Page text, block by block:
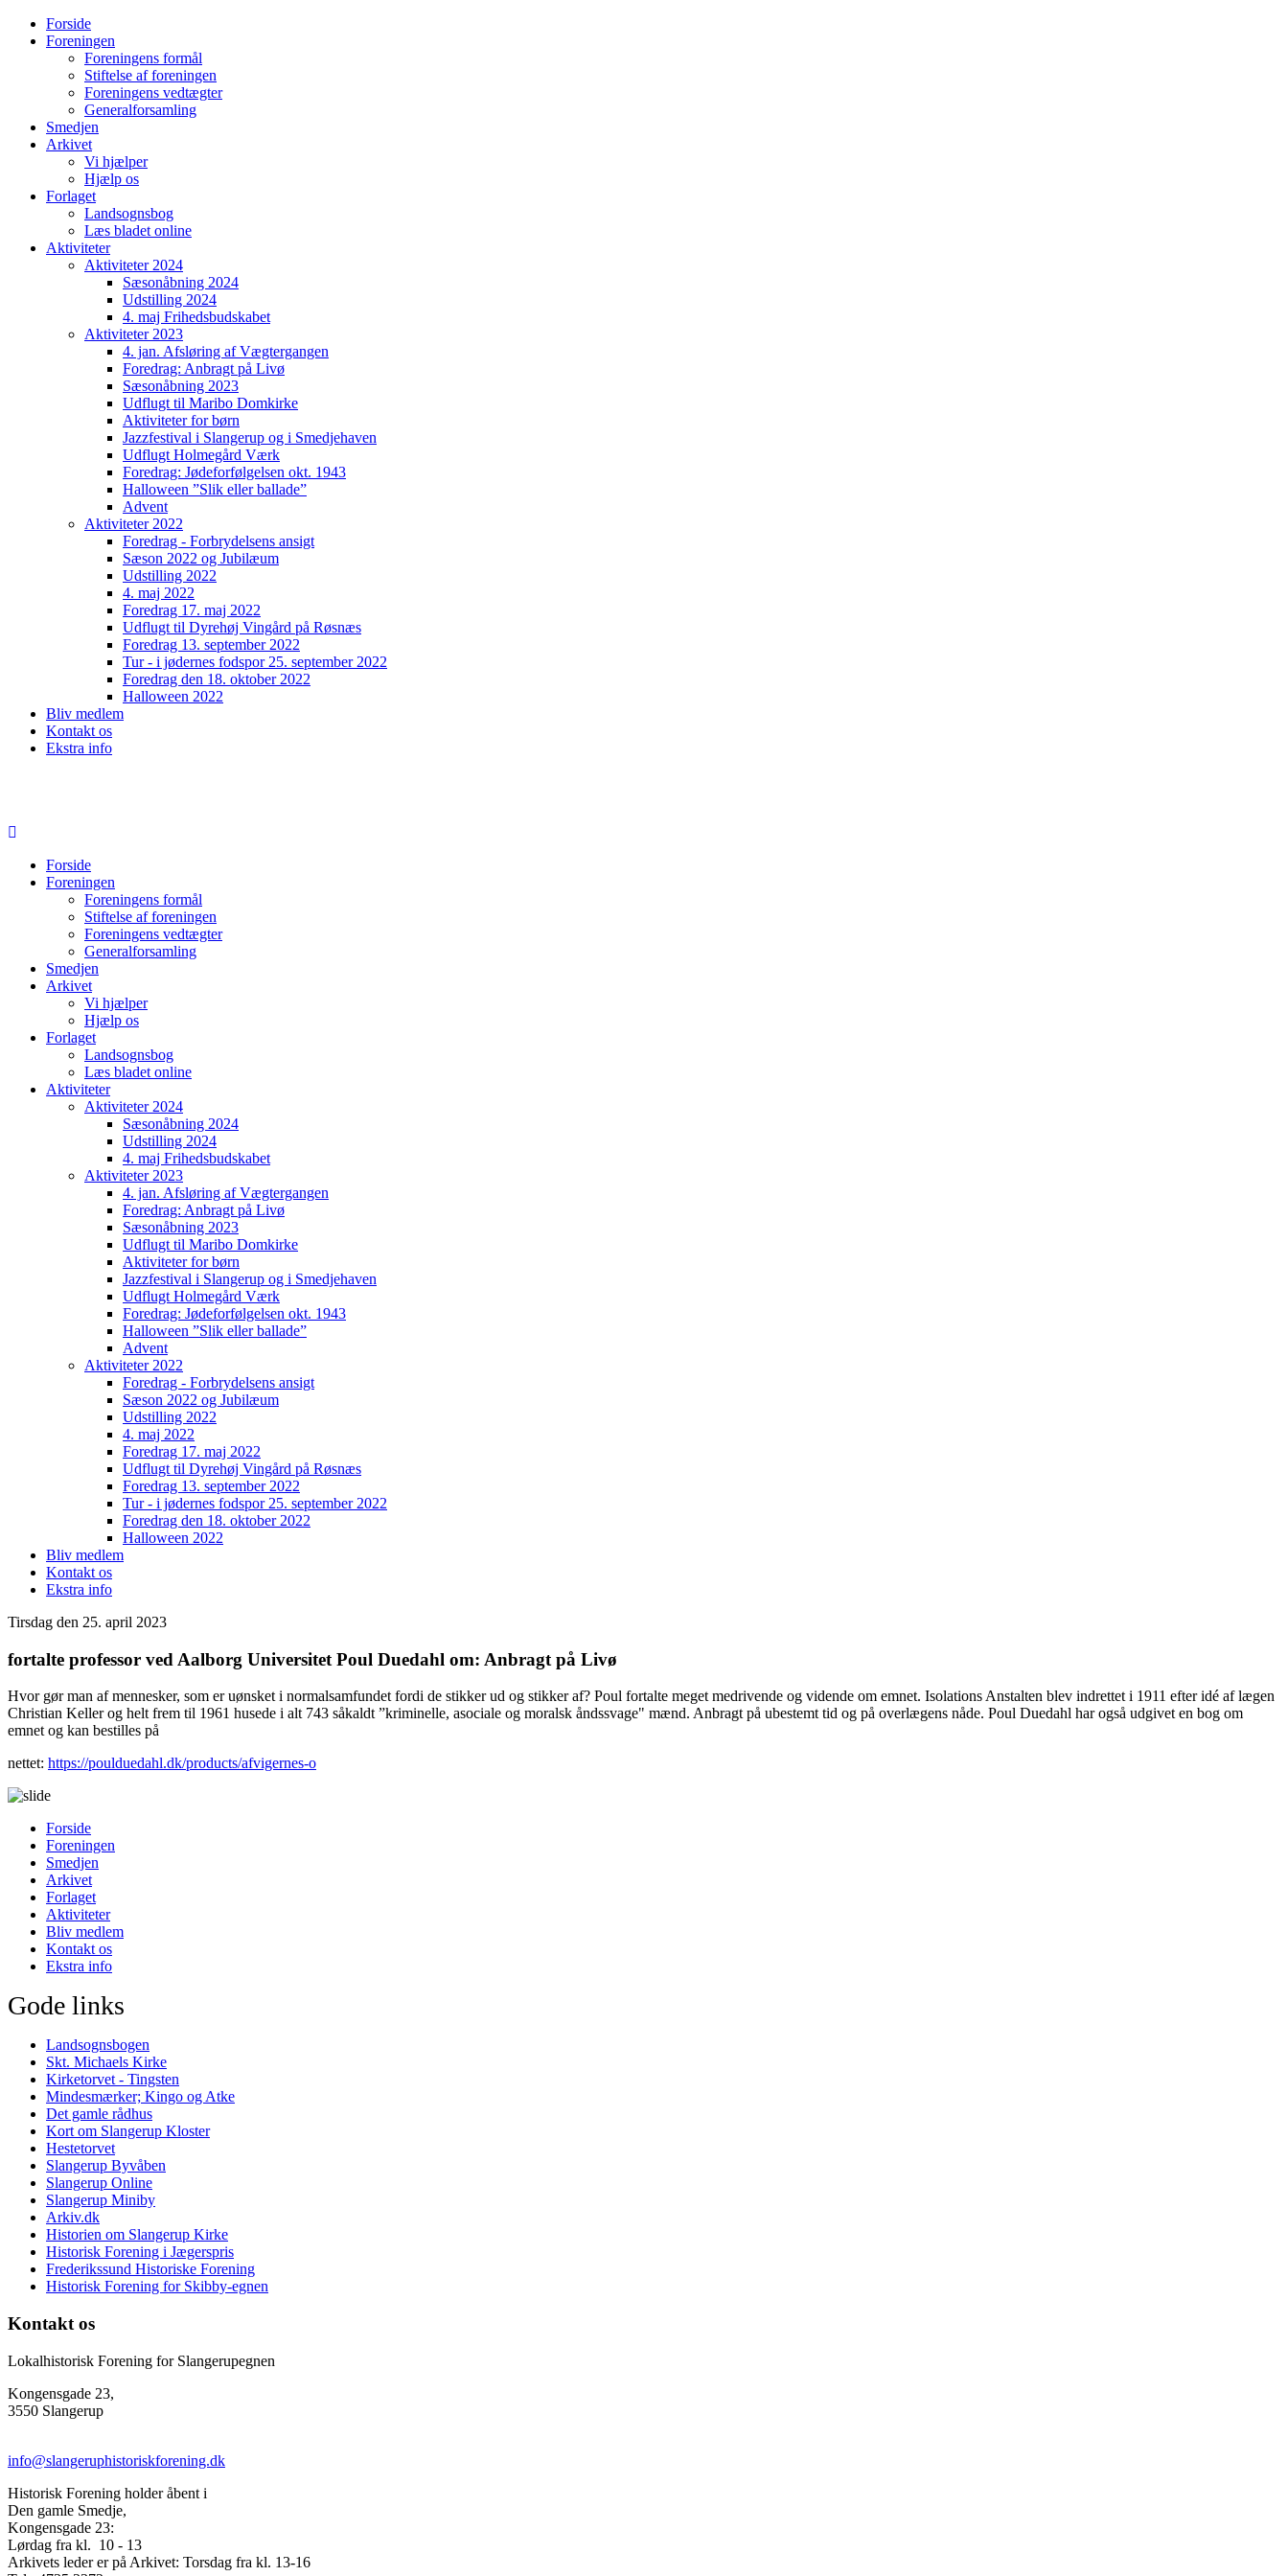
Forside
Foreningen
Foreningens formål
Stiftelse af foreningen
Foreningens vedtægter
Generalforsamling
Smedjen
Arkivet
Vi hjælper
Hjælp os
Forlaget
Landsognsbog
Læs bladet online
Aktiviteter
Aktiviteter 2024
Sæsonåbning 2024
Udstilling 2024
4. maj Frihedsbudskabet
Aktiviteter 2023
4. jan. Afsløring af Vægtergangen
Foredrag: Anbragt på Livø
Sæsonåbning 2023
Udflugt til Maribo Domkirke
Aktiviteter for børn
Jazzfestival i Slangerup og i Smedjehaven
Udflugt Holmegård Værk
Foredrag: Jødeforfølgelsen okt. 1943
Halloween ”Slik eller ballade”
Advent
Aktiviteter 2022
Foredrag - Forbrydelsens ansigt
Sæson 2022 og Jubilæum
Udstilling 2022
4. maj 2022
Foredrag 17. maj 2022
Udflugt til Dyrehøj Vingård på Røsnæs
Foredrag 13. september 2022
Tur - i jødernes fodspor 25. september 2022
Foredrag den 18. oktober 2022
Halloween 2022
Bliv medlem
Kontakt os
Ekstra info
Forside
Foreningen
Foreningens formål
Stiftelse af foreningen
Foreningens vedtægter
Generalforsamling
Smedjen
Arkivet
Vi hjælper
Hjælp os
Forlaget
Landsognsbog
Læs bladet online
Aktiviteter
Aktiviteter 2024
Sæsonåbning 2024
Udstilling 2024
4. maj Frihedsbudskabet
Aktiviteter 2023
4. jan. Afsløring af Vægtergangen
Foredrag: Anbragt på Livø
Sæsonåbning 2023
Udflugt til Maribo Domkirke
Aktiviteter for børn
Jazzfestival i Slangerup og i Smedjehaven
Udflugt Holmegård Værk
Foredrag: Jødeforfølgelsen okt. 1943
Halloween ”Slik eller ballade”
Advent
Aktiviteter 2022
Foredrag - Forbrydelsens ansigt
Sæson 2022 og Jubilæum
Udstilling 2022
4. maj 2022
Foredrag 17. maj 2022
Udflugt til Dyrehøj Vingård på Røsnæs
Foredrag 13. september 2022
Tur - i jødernes fodspor 25. september 2022
Foredrag den 18. oktober 2022
Halloween 2022
Bliv medlem
Kontakt os
Ekstra info
Tirsdag den 25. april 2023
fortalte professor ved Aalborg Universitet Poul Duedahl om: Anbragt på Livø
Hvor gør man af mennesker, som er uønsket i normalsamfundet fordi de stikker ud og stikker af? Poul fortalte meget medrivende og vidende om emnet. Isolations Anstalten blev indrettet i 1911 efter idé af lægen
Christian Keller og helt frem til 1961 husede i alt 743 såkaldt ”kriminelle, asociale og moralsk åndssvage" mænd. Anbragt på ubestemt tid og på overlægens nåde. Poul Duedahl har også udgivet en bog om
emnet og kan bestilles på
nettet: https://poulduedahl.dk/products/afvigernes-o
Forside
Foreningen
Smedjen
Arkivet
Forlaget
Aktiviteter
Bliv medlem
Kontakt os
Ekstra info
Gode links
Landsognsbogen
Skt. Michaels Kirke
Kirketorvet - Tingsten
Mindesmærker; Kingo og Atke
Det gamle rådhus
Kort om Slangerup Kloster
Hestetorvet
Slangerup Byvåben
Slangerup Online
Slangerup Miniby
Arkiv.dk
Historien om Slangerup Kirke
Historisk Forening i Jægerspris
Frederikssund Historiske Forening
Historisk Forening for Skibby-egnen
Kontakt os
Lokalhistorisk Forening for Slangerupegnen
Kongensgade 23,
3550 Slangerup
info@slangeruphistoriskforening.dk
Historisk Forening holder åbent i
Den gamle Smedje,
Kongensgade 23:
Lørdag fra kl. 10 - 13
Arkivets leder er på Arkivet: Torsdag fra kl. 13-16